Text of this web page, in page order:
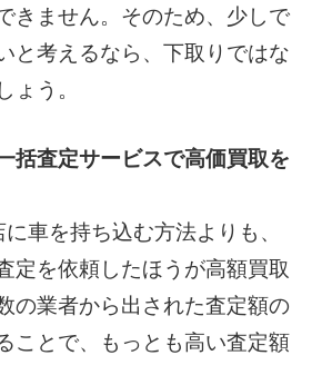
きません。そのため、少しで
と考えるなら、下取りではな
ょう。
括査定サービスで高価買取を
車を持ち込む方法よりも、
定を依頼したほうが高額買取
の業者から出された査定額の
ことで、もっとも高い査定額